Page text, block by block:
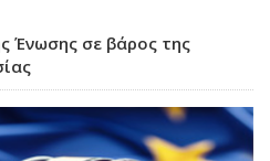
Ένωσης σε βάρος της